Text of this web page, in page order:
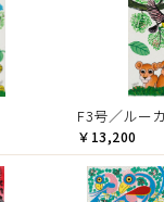
F3号／ルー
￥13,200